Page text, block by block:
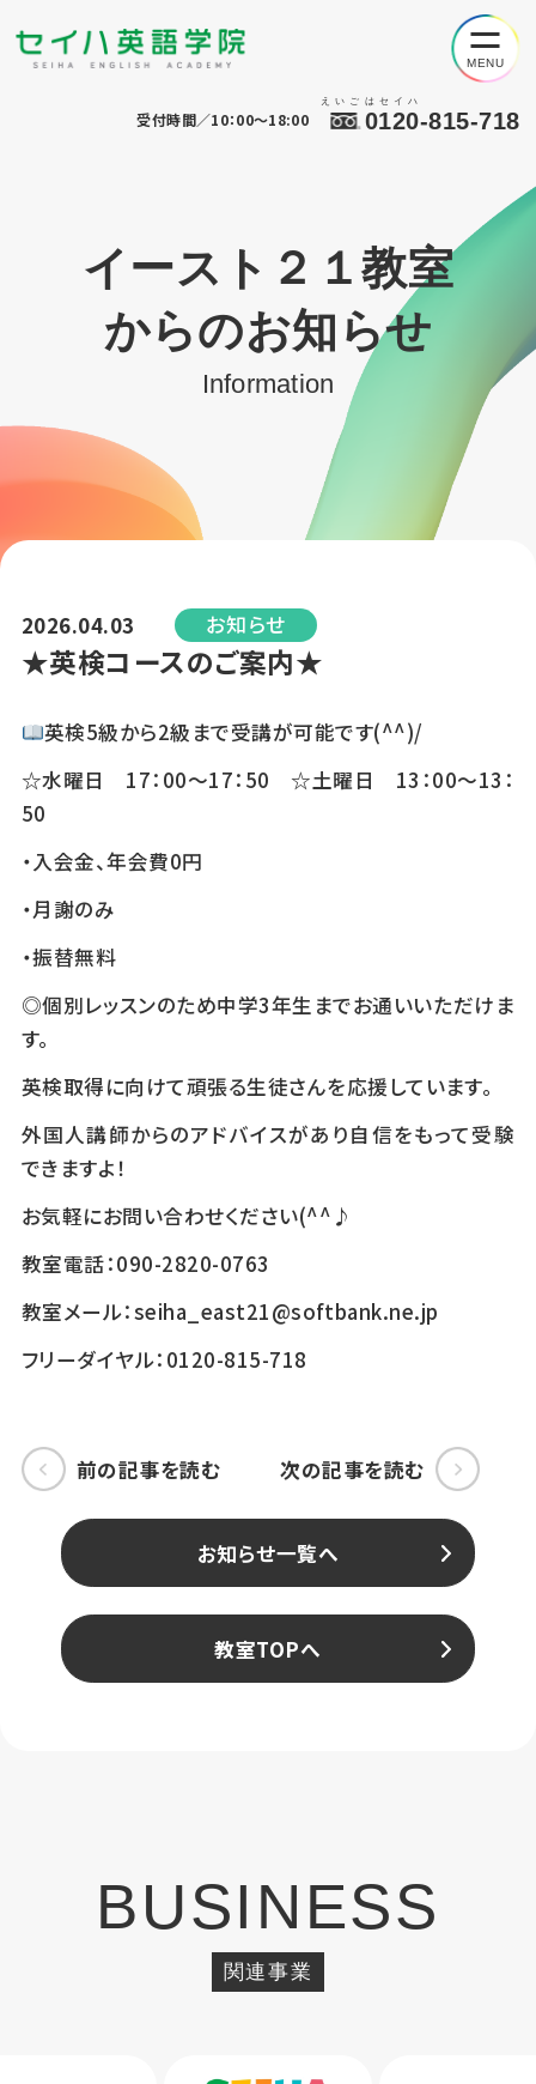
えいごはセイハ
0120-815-718
受付時間／10：00～18:00
イースト２１教室
からのお知らせ
Information
2026.04.03 お知らせ
★英検コースのご案内★
英検5級から2級まで受講が可能です(^^)/
☆水曜日 17：00～17：50 ☆土曜日 13：00～13：
50
・入会金、年会費0円
・月謝のみ
・振替無料
◎個別レッスンのため中学3年生までお通いいただけま
す。
英検取得に向けて頑張る生徒さんを応援しています。
外国人講師からのアドバイスがあり自信をもって受験
できますよ！
お気軽にお問い合わせください(^^♪
教室電話：090-2820-0763
教室メール：seiha_east21@softbank.ne.jp
フリーダイヤル：0120-815-718
前の記事を読む 次の記事を読む
お知らせ一覧へ
教室TOPへ
BUSINESS
関連事業